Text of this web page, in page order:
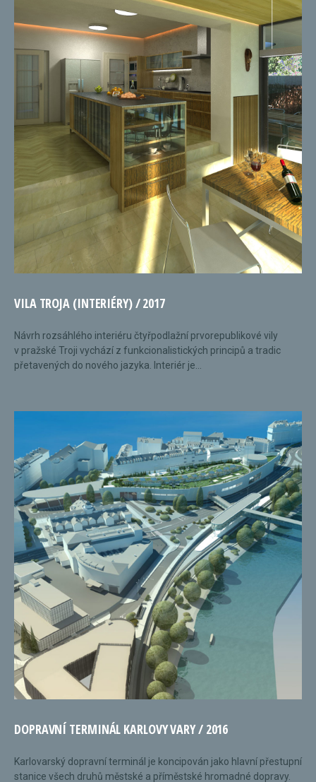
VILA TROJA (INTERIÉRY) / 2017
Návrh rozsáhlého interiéru čtyřpodlažní prvorepublikové vily
v pražské Troji vychází z funkcionalistických principů a tradic
přetavených do nového jazyka. Interiér je...
DOPRAVNÍ TERMINÁL KARLOVY VARY / 2016
Karlovarský dopravní terminál je koncipován jako hlavní přestupní
stanice všech druhů městské a příměstské hromadné dopravy.